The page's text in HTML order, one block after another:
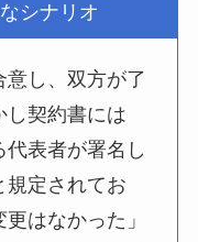
シナリオ
し、双方が了
し契約書には
代表者が署名し
規定されてお
はなかった」